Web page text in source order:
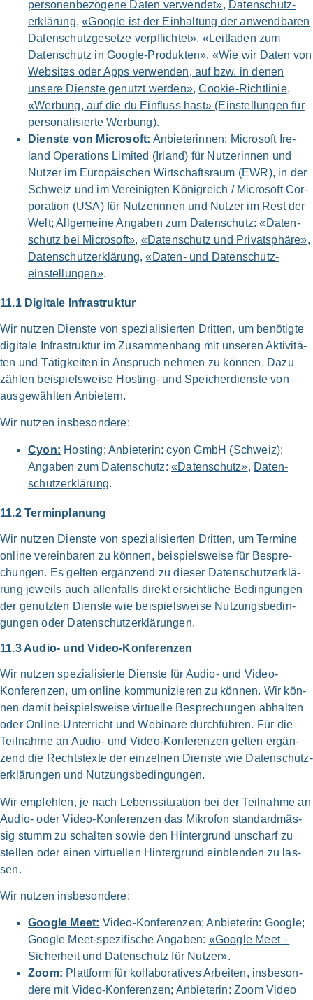
personen­bezogene Daten ver­wen­det», Daten­schutz­
erklärung,«Goog­le ist der Ein­hal­tung der anwend­ba­ren
Daten­schutz­gesetze ver­pflich­tet», «Leit­faden zum
Daten­schutz in Google-Produkten», «Wie wir Daten von
Web­sites oder Apps ver­wen­den, auf bzw. in denen
unse­re Dien­ste genutzt wer­den»,Cookie-Richt­linie,
«Wer­bung, auf die du Ein­fluss hast» (Ein­stellungen für
persona­lisierte Wer­bung).
Dien­ste von Micro­soft: Anbie­te­rin­nen: Micro­soft Ire­
land Ope­ra­ti­ons Limi­t­ed (Irland) für Nutzer­innen und
Nut­zer im Euro­päischen Wirtschafts­raum (EWR), in der
Schweiz und im Ver­ei­nig­ten König­reich / Micro­soft Cor­
po­ra­ti­on (USA) für Nutzer­innen und Nut­zer im Rest der
Welt; All­ge­mei­ne Anga­ben zum Daten­schutz:«Daten­
schutz bei Micro­soft», «Daten­schutz und Privat­sphäre»,
Daten­schutz­erklärung,«Daten- und Daten­schutz­
einstellungen».
11.1 Digi­ta­le Infra­struk­tur
Wir nut­zen Dien­ste von spe­zia­li­sier­ten Drit­ten, um benö­tig­te
digi­ta­le Infra­struk­tur im Zusam­men­hang mit unse­ren Akti­vi­tä­
ten und Tätig­kei­ten in Anspruch neh­men zu kön­nen. Dazu
zäh­len bei­spiels­wei­se Hosting- und Spei­cher­dien­ste von
aus­ge­wähl­ten Anbie­tern.
Wir nut­zen ins­be­son­de­re:
Cyon: Hosting; Anbie­te­rin: cyon GmbH (Schweiz);
Anga­ben zum Daten­schutz: «Daten­schutz», Daten­
schutz­er­klä­rung.
11.2 Ter­min­pla­nung
Wir nut­zen Dien­ste von spe­zia­li­sier­ten Drit­ten, um Ter­mi­ne
online ver­ein­ba­ren zu kön­nen, bei­spiels­wei­se für Bespre­
chun­gen. Es gel­ten ergän­zend zu die­ser Daten­schutz­er­klä­
rung jeweils auch allen­falls direkt ersicht­li­che Bedin­gun­gen
der genutz­ten Dien­ste wie bei­spiels­wei­se Nut­zungs­be­din­
gun­gen oder Daten­schutz­er­klä­run­gen.
11.3 Audio- und Video-Konferenzen
Wir nut­zen spe­zia­li­sier­te Dien­ste für Audio- und Video-
Konferenzen, um online kom­mu­ni­zie­ren zu kön­nen. Wir kön­
nen damit bei­spiels­wei­se vir­tu­el­le Bespre­chun­gen abhal­ten
oder Online-Unterricht und Web­i­na­re durch­füh­ren. Für die
Teil­nah­me an Audio- und Video-Konferenzen gel­ten ergän­
zend die Rechts­tex­te der ein­zel­nen Dien­ste wie Daten­schutz­
er­klä­run­gen und Nut­zungs­be­din­gun­gen.
Wir emp­feh­len, je nach Lebens­si­tua­ti­on bei der Teil­nah­me an
Audio- oder Video-Konferenzen das Mikro­fon stan­dard­mäs­
sig stumm zu schal­ten sowie den Hin­ter­grund unscharf zu
stel­len oder einen vir­tu­el­len Hin­ter­grund ein­blen­den zu las­
sen.
Wir nut­zen ins­be­son­de­re:
Goog­le Meet: Video-Konferenzen; Anbie­te­rin: Goog­le;
Goog­le Meet-spezifische Anga­ben: «Goog­le Meet –
Sicher­heit und Daten­schutz für Nut­zer».
Zoom: Platt­form für kol­la­bo­ra­ti­ves Arbei­ten, ins­be­son­
de­re mit Video-Konferenzen; Anbie­te­rin: Zoom Video